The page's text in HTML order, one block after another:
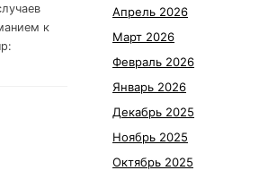
к
Апрель 2026
Март 2026
Февраль 2026
Январь 2026
Декабрь 2025
Ноябрь 2025
Октябрь 2025